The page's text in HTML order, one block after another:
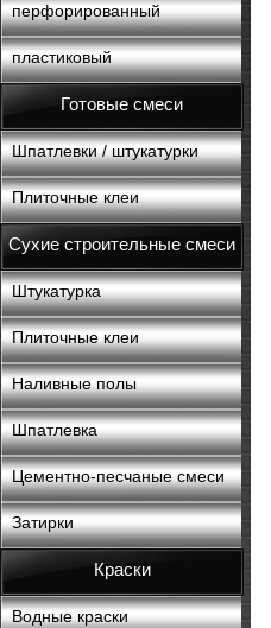
перфорированный
пластиковый
Готовые смеси
Шпатлевки / штукатурки
Плиточные клеи
Сухие строительные смеси
Штукатурка
Плиточные клеи
Наливные полы
Шпатлевка
Цементно-песчаные смеси
Затирки
Краски
Водные краски